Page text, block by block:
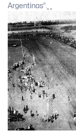
Argentinas”.